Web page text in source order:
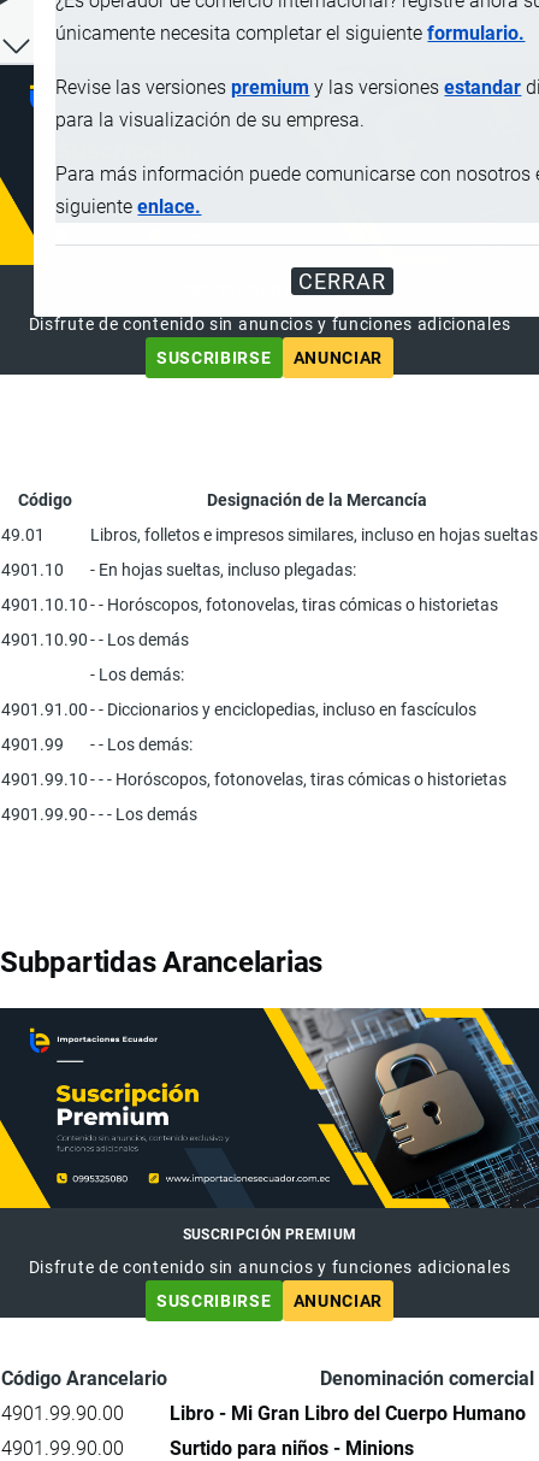
únicamente necesita completar el siguienteformulario.
Revise las versionespremium y las versionesestandar
para la visualización de su empresa.
Para más información puede comunicarse con nosotros
siguienteenlace.
CERRAR
SUSCRIPCIÓN PREMIUM
Disfrute de contenido sin anuncios y funciones adicionales
SUSCRIBIRSE
ANUNCIAR
Código
Designación de la Mercancía
49.01
Libros, folletos e impresos similares, incluso en hojas
4901.10
- En hojas sueltas, incluso plegadas:
4901.10.10- - Horóscopos, fotonovelas, tiras cómicas o historietas
4901.10.90- - Los demás
- Los demás:
4901.91.00- - Diccionarios y enciclopedias, incluso en fascículos
4901.99
- - Los demás:
4901.99.10- - - Horóscopos, fotonovelas, tiras cómicas o historietas
4901.99.90- - - Los demás
Subpartidas Arancelarias
SUSCRIPCIÓN PREMIUM
Disfrute de contenido sin anuncios y funciones adicionales
SUSCRIBIRSE
ANUNCIAR
Código Arancelario
Denominación comercial
4901.99.90.00
Libro - Mi Gran Libro del Cuerpo Humano
4901.99.90.00
Surtido para niños - Minions